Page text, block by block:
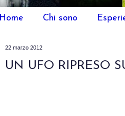
Home Chi sono
22 marzo 2012
UN UFO RIPRESO